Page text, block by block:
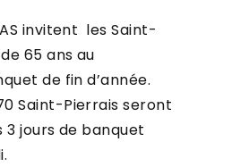
invitent les Saint-
65 ans au
de fin d’année.
Saint-Pierrais seront
3 jours de banquet